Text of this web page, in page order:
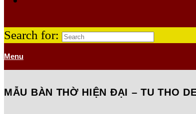
Search for:
Menu
MẪU BÀN THỜ HIỆN ĐẠI – TU THO